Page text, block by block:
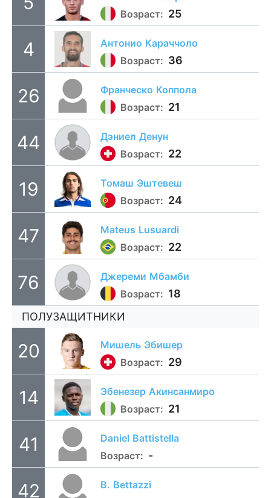
Возраст: 25
4 Антонио Караччоло
Возраст: 36
26 Франческо Коппола
Возраст: 21
44 Дэниел Денун
Возраст: 22
19 Томаш Эштевеш
Возраст: 24
47 Mateus Lusuardi
Возраст: 22
76 Джереми Мбамби
Возраст: 18
ПОЛУЗАЩИТНИКИ
20 Мишель Эбишер
Возраст: 29
14 Эбенезер Акинсанмиро
Возраст: 21
41 Daniel Battistella
Возраст: -
42 B. Bettazzi